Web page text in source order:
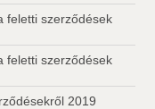
feletti szerződések
feletti szerződések
2019